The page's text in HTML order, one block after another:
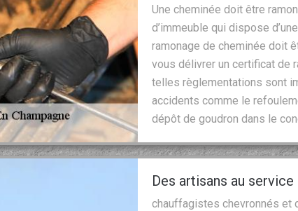
Une cheminée doit être
d’immeuble qui dispose
ramonage de cheminée doit
vous délivrer un certificat de
telles règlementations sont
accidents comme le
dépôt de goudron dans le
Des artisans au
chauffagistes chevronnés et